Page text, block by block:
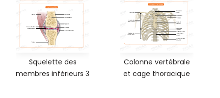
Squelette des
membres inférieurs 3
Colonne vertébrale
et cage thoracique